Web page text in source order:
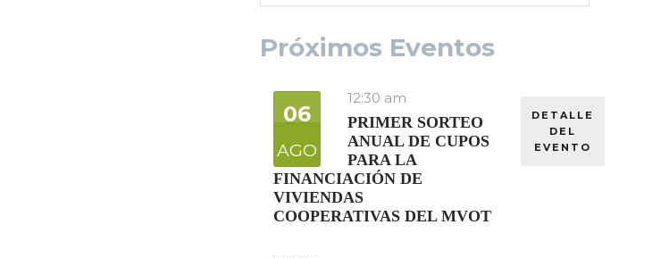
Próximos Eventos
06
AGO
12:30 am
PRIMER SORTEO
ANUAL DE CUPOS
PARA LA
FINANCIACIÓN DE
VIVIENDAS
COOPERATIVAS DEL MVOT
DETALLE
DEL
EVENTO